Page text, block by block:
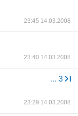
23:45 14.03.2008
23:40 14.03.2008
... 3
23:29 14.03.2008